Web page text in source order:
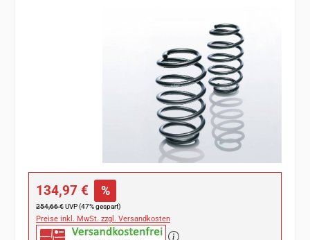
Verkaufspreis:
134,97 € %
Regulärer Preis:
254,66 €UVP (47% gespart)
Preise inkl. MwSt. zzgl. Versandkosten